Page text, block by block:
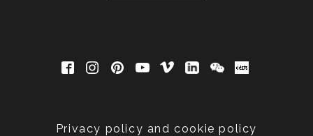
Privacy policy and cookie policy